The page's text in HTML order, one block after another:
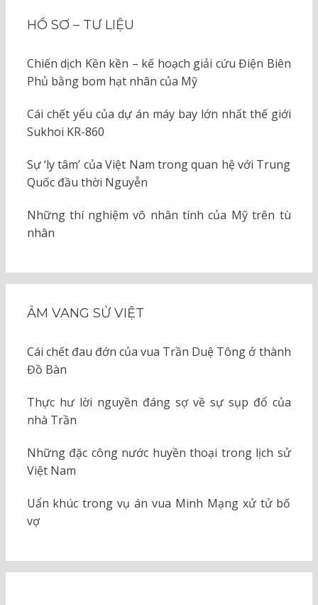
HỒ SƠ – TƯ LIỆU
Chiến dịch Kền kền – kế hoạch giải cứu Điện Biên
Phủ bằng bom hạt nhân của Mỹ
Cái chết yểu của dự án máy bay lớn nhất thế giới
Sukhoi KR-860
Sự ‘ly tâm’ của Việt Nam trong quan hệ với Trung
Quốc đầu thời Nguyễn
Những thí nghiệm vô nhân tính của Mỹ trên tù
nhân
ÂM VANG SỬ VIỆT
Cái chết đau đớn của vua Trần Duệ Tông ở thành
Đồ Bàn
Thực hư lời nguyền đáng sợ về sự sụp đổ của
nhà Trần
Những đặc công nước huyền thoại trong lịch sử
Việt Nam
Uẩn khúc trong vụ án vua Minh Mạng xử tử bố
vợ